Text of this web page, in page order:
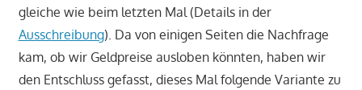
gleiche wie beim letzten Mal (Details in der
Ausschreibung). Da von einigen Seiten die Nachfrage
kam, ob wir Geldpreise ausloben könnten, haben wir
den Entschluss gefasst, dieses Mal folgende Variante zu